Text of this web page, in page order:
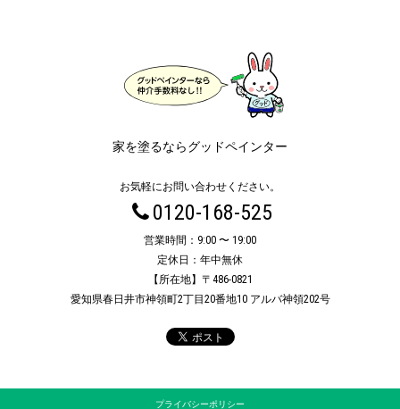
家を塗るならグッドペインター
お気軽にお問い合わせください。
0120-168-525
営業時間：9:00 〜 19:00
定休日：年中無休
【所在地】〒486-0821
愛知県春日井市神領町2丁目20番地10 アルバ神領202号
プライバシーポリシー